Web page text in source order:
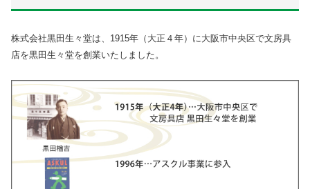
株式会社黒田生々堂は、1915年（大正４年）に大阪市中央区で文房具
店を黒田生々堂を創業いたしました。